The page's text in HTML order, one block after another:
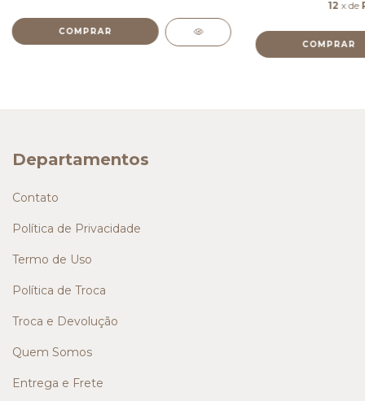
COMPRAR
12 x de
COMPRAR
Departamentos
Contato
Política de Privacidade
Termo de Uso
Política de Troca
Troca e Devolução
Quem Somos
Entrega e Frete